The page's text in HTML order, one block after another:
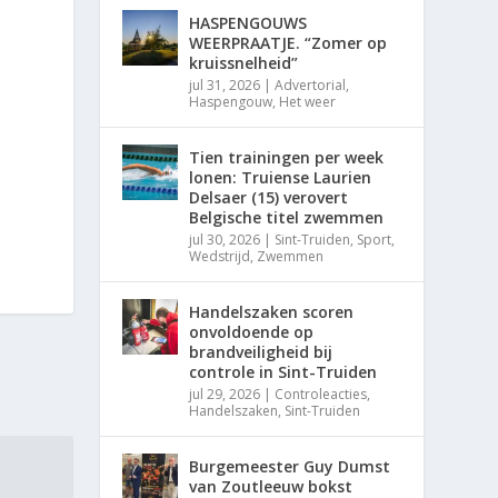
HASPENGOUWS
WEERPRAATJE. “Zomer op
kruissnelheid”
jul 31, 2026 |Advertorial,
Haspengouw, Het weer
Tien trainingen per week
lonen: Truiense Laurien
Delsaer (15) verovert
Belgische titel zwemmen
jul 30, 2026 | Sint-Truiden, Sport,
Wedstrijd, Zwemmen
Handelszaken scoren
onvoldoende op
brandveiligheid bij
controle in Sint-Truiden
jul 29, 2026 | Controleacties,
Handelszaken, Sint-Truiden
Burgemeester Guy Dumst
van Zoutleeuw bokst